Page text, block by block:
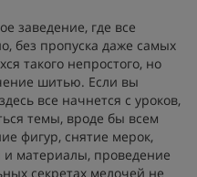
заведение, где все
без пропуска даже самых
такого непростого, но
шитью. Если вы
все начнется с уроков,
темы, вроде бы всем
фигур, снятие мерок,
материалы, проведение
секретах мелочей не